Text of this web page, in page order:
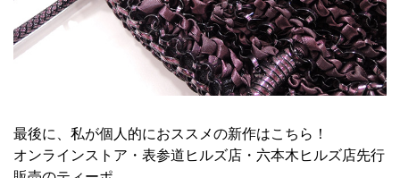
最後に、私が個人的におススメの新作はこちら！
オンラインストア・表参道ヒルズ店・六本木ヒルズ店先行